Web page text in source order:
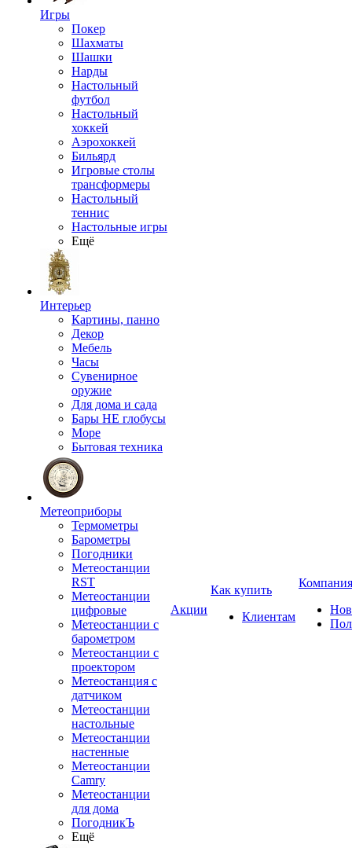
Игры
Покер
Шахматы
Шашки
Нарды
Настольный
футбол
Настольный
хоккей
Аэрохоккей
Бильярд
Игровые столы
трансформеры
Настольный
теннис
Настольные игры
Ещё
Интерьер
Картины, панно
Декор
Мебель
Часы
Сувенирное
оружие
Для дома и сада
Бары НЕ глобусы
Море
Бытовая техника
Метеоприборы
Термометры
Барометры
Погодники
Метеостанции
RST
Метеостанции
цифровые
Метеостанции с
барометром
Метеостанции с
проектором
Метеостанция с
датчиком
Метеостанции
настольные
Метеостанции
настенные
Метеостанции
Camry
Метеостанции
для дома
ПогодникЪ
Ещё
Акции
Как купить
Клиентам
Компания